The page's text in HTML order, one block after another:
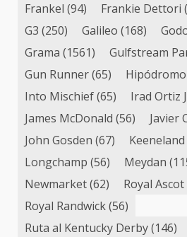
Frankel (94) Frankie Dettori
G3 (250) Galileo (168)
Grama (1561) Gulfstream
Gun Runner(65)
Into Mischief(65) Irad Ortiz
James McDonald (56) Javier
John Gosden (67) Keeneland
Longchamp (56) Meydan
Newmarket(62) Royal Ascot
Royal Randwick(56)
Ruta al Kentucky Derby(146)